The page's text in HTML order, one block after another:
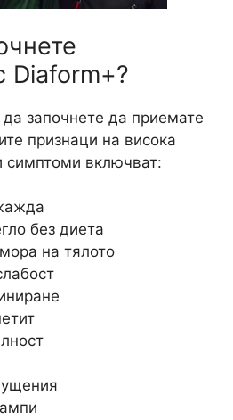
Diaform+?
започнете да приемате
признаци на висока
симптоми включват:
без диета
на тялото